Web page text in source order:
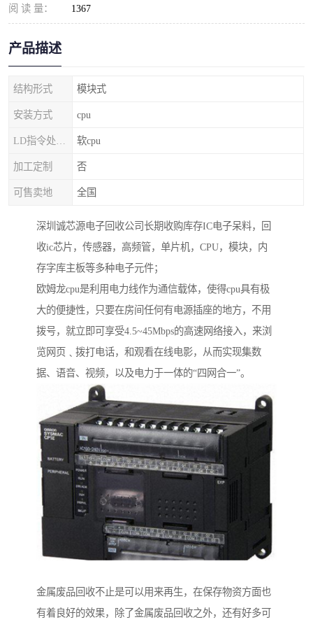
阅 读 量： 1367
产品描述
结构形式 模块式
安装方式 cpu
软cpu
加工定制 否
可售卖地 全国
深圳诚芯源电子回收公司长期收购库存IC电子呆料，回
收ic芯片，传感器，高频管，单片机，CPU，模块，内
存字库主板等多种电子元件；
欧姆龙cpu是利用电力线作为通信载体，使得cpu具有极
大的便捷性，只要在房间任何有电源插座的地方，不用
拨号，就立即可享受4.5~45Mbps的高速网络接入，来浏
览网页﹑拨打电话，和观看在线电影，从而实现集数
据、语音、视频，以及电力于一体的“四网合一”。
金属废品回收不止是可以用来再生，在保存物资方面也
有着良好的效果，除了金属废品回收之外，还有好多可